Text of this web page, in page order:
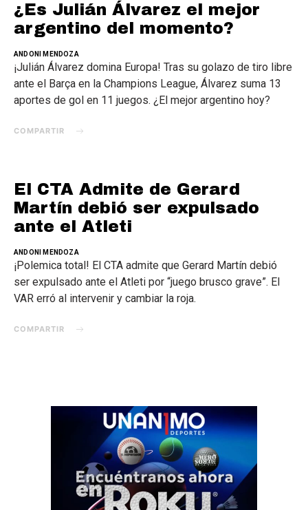
¿Es Julián Álvarez el mejor
argentino del momento?
ANDONI MENDOZA
¡Julián Álvarez domina Europa! Tras su golazo de tiro libre
ante el Barça en la Champions League, Álvarez suma 13
aportes de gol en 11 juegos. ¿El mejor argentino hoy?
COMPARTIR
El CTA Admite de Gerard
Martín debió ser expulsado
ante el Atleti
ANDONI MENDOZA
¡Polemica total! El CTA admite que Gerard Martín debió
ser expulsado ante el Atleti por “juego brusco grave”. El
VAR erró al intervenir y cambiar la roja.
COMPARTIR